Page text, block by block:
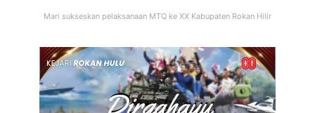
Mari sukseskan pelaksanaan MTQ ke XX Kabupaten Rokan Hilir